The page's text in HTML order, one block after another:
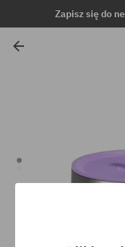
Zapisz się do